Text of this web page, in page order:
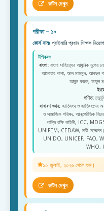
রুটিন দেখুন
পরীক্ষা – ১০
কোর্স নামঃ প্রাইমারি প্রধান শিক্ষক
টপিকসঃ
বাংলা:বাংলা সাহিত্যের আধুনিক যুগের
আনোয়ার পাশা, আল মাহমুদ, আবদুল
আবুল ফজল, আবুল
গণিত:
সাধারণ জ্ঞান: জাতিসংঘ ও জাতিসংঘের
ও সামাজিক পরিষদ, আন্তর্জাতিক
শান্তি রক্ষি বাহিনী, ICC,
UNIFEM, CEDAW, নারী
UNIDO, UNICEF, FAO,
WHO,
১০ জুলাই, ২০২৬ থেকে শুরু।
রুটিন দেখুন